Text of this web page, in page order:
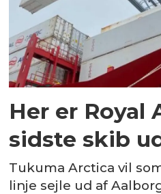
Her er Royal
sidste skib
Tukuma Arctica vil
linje sejle ud af